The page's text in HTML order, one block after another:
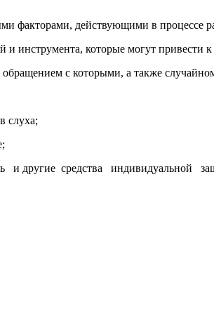
действующими в процессе
которые могут привести к
с которыми, а также случайном
и другие средства индивидуальной